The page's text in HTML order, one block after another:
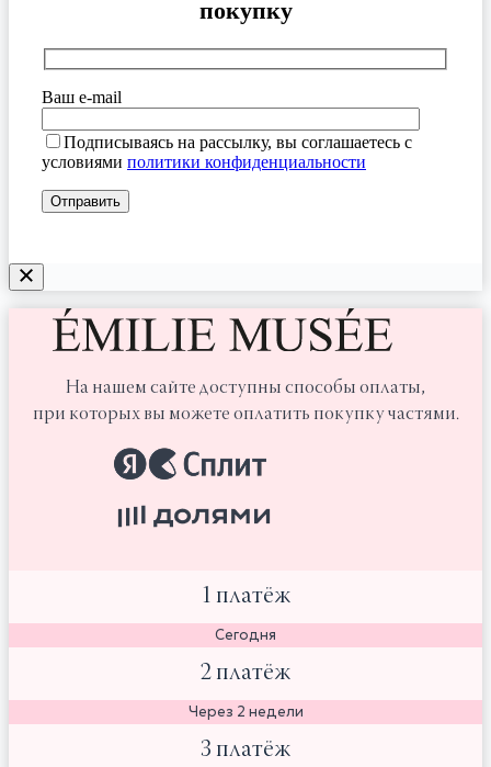
покупку
Ваш e-mail
Подписываясь на рассылку, вы соглашаетесь с
условиями политики конфиденциальности
На нашем сайте доступны способы оплаты,
при которых вы можете оплатить покупку частями.
1 платёж
Сегодня
2 платёж
Через 2 недели
3 платёж